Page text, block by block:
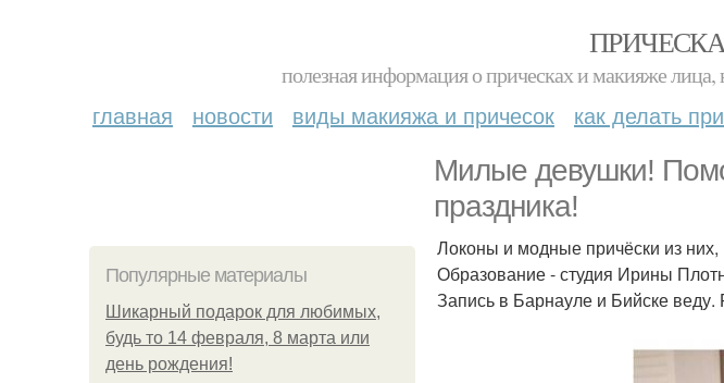
полезная информация о прическах и макияже
главная новости виды макияжа и причесок как делать
Милые девушки!
праздника!
Популярные материалы
Шикарный подарок для любимых,
будь то 14 февраля, 8 марта или
день рождения!
Локоны и модные причёски из них,
Образование - студия Ирины
Запись в Барнауле и Бийске